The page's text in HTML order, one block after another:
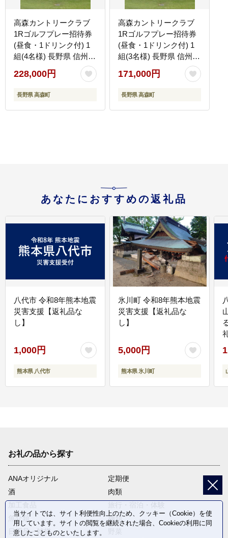
高森カントリークラブ
1Rゴルフプレー招待券
(昼食・1ドリンク付) 1
組(4名様) 長野県 信州
南信州 高森町 丘陵コー
ス
228,000円
長野県 高森町
高森カントリークラブ
1Rゴルフプレー招待券
(昼食・1ドリンク付) 1
組(3名様) 長野県 信州
南信州 高森町 丘陵コー
ス
171,000円
長野県 高森町
あなたにおすすめの返礼品
八代市 令和8年熊本地震
災害支援【返礼品な
し】
1,000円
熊本県 八代市
氷川町 令和8年熊本地震
災害支援【返礼品な
し】
5,000円
熊本県 氷川町
お礼の品から探す
ANAオリジナル
定期便
酒
肉類
魚介類
麺類
日用品・雑貨
当サイトでは、サイト利便性向上のため、クッキー（Cookie）を使
用しています。サイトの閲覧を継続された場合、Cookieの利用に同
意したことものといたします。